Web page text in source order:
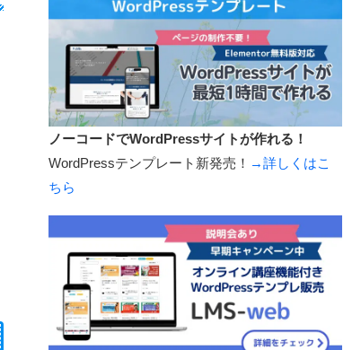
ノーコードでWordPressサイトが作れる！
WordPressテンプレート新発売！ →詳しくはこ
ちら